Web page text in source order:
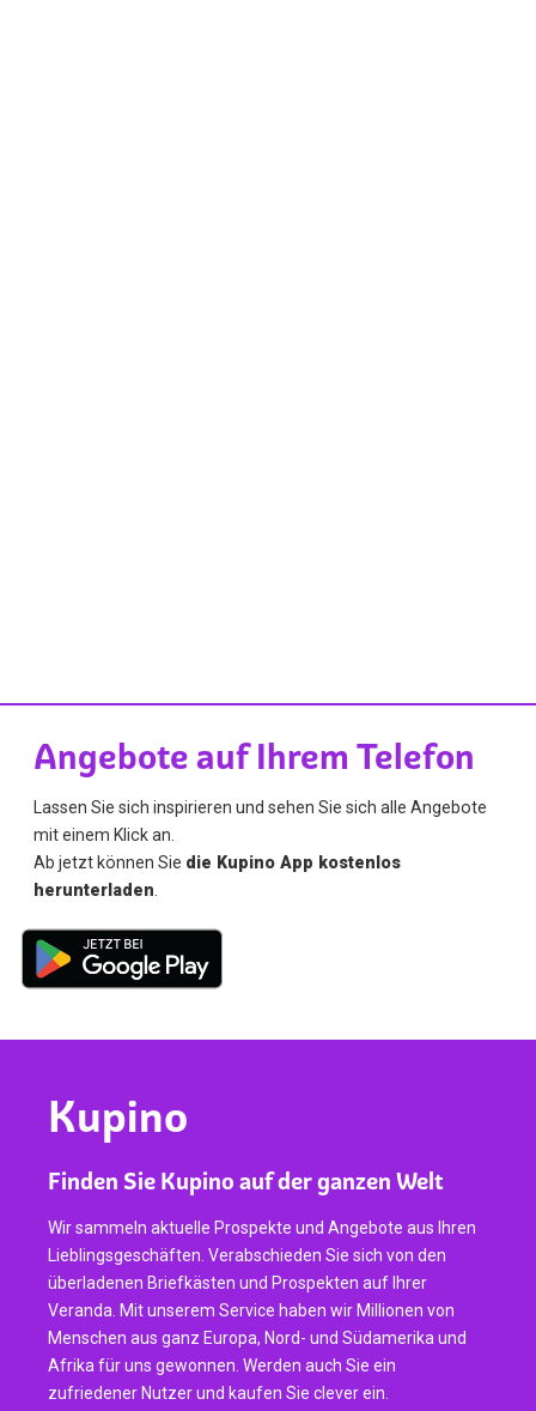
Angebote auf Ihrem Telefon
Lassen Sie sich inspirieren und sehen Sie sich alle Angebote
mit einem Klick an.
Ab jetzt können Sie die Kupino App kostenlos
herunterladen.
Kupino
Finden Sie Kupino auf der ganzen Welt
Wir sammeln aktuelle Prospekte und Angebote aus Ihren
Lieblingsgeschäften. Verabschieden Sie sich von den
überladenen Briefkästen und Prospekten auf Ihrer
Veranda. Mit unserem Service haben wir Millionen von
Menschen aus ganz Europa, Nord- und Südamerika und
Afrika für uns gewonnen. Werden auch Sie ein
zufriedener Nutzer und kaufen Sie clever ein.